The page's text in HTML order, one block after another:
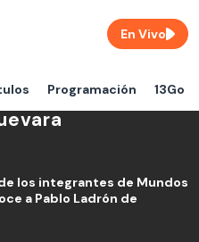
Programación 13Go
En Vivo
los integrantes de Mundos
a Pablo Ladrón de